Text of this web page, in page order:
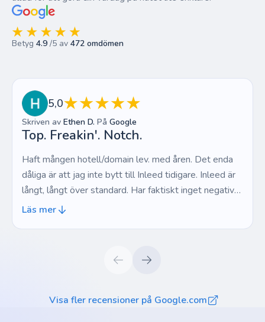
Betyg 4.9 /5 av 472 omdömen
5,0
Skriven av Ethen D. På Google
Top. Freakin'. Notch.
Haft mången hotell/domain lev. med åren. Det enda
dåliga är att jag inte bytt till Inleed tidigare. Inleed är
långt, långt över standard. Har faktiskt inget negativt
alls, vilket är en underlig feeling. Top. Freakin'. Notch.
Läs mer
Visa fler recensioner på Google.com